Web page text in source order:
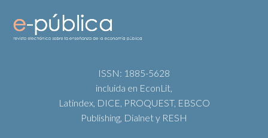
ISSN: 1885-5628
incluida en EconLit,
Latindex, DICE, PROQUEST, EBSCO
Publishing, Dialnet y RESH